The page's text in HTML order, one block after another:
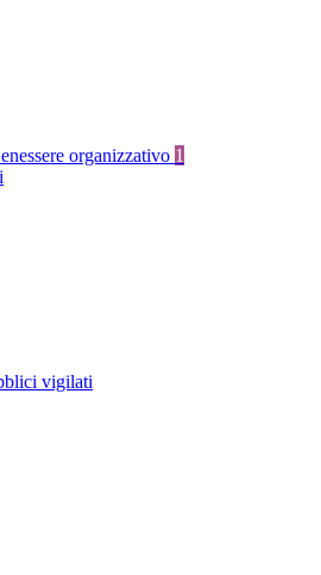
organizzativo 1
vigilati